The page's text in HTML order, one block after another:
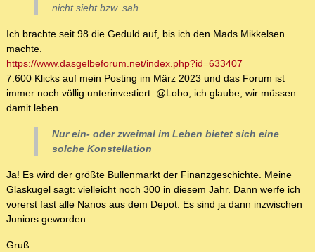
nicht sieht bzw. sah.
Ich brachte seit 98 die Geduld auf, bis ich den Mads Mikkelsen
machte.
https://www.dasgelbeforum.net/index.php?id=633407
7.600 Klicks auf mein Posting im März 2023 und das Forum ist
immer noch völlig unterinvestiert. @Lobo, ich glaube, wir müssen
damit leben.
Nur ein- oder zweimal im Leben bietet sich eine
solche Konstellation
Ja! Es wird der größte Bullenmarkt der Finanzgeschichte. Meine
Glaskugel sagt: vielleicht noch 300 in diesem Jahr. Dann werfe ich
vorerst fast alle Nanos aus dem Depot. Es sind ja dann inzwischen
Juniors geworden.
Gruß